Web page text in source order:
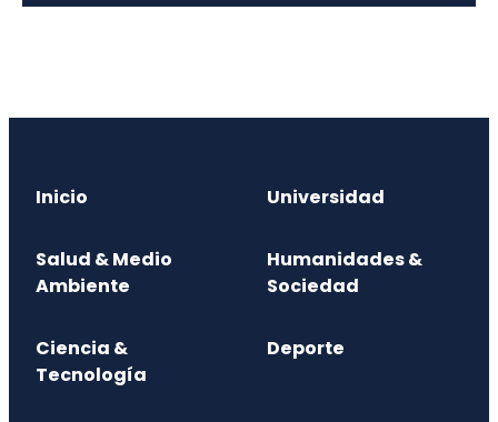
Inicio Universidad
Salud & Medio
Ambiente
Humanidades &
Sociedad
Ciencia &
Tecnología
Deporte